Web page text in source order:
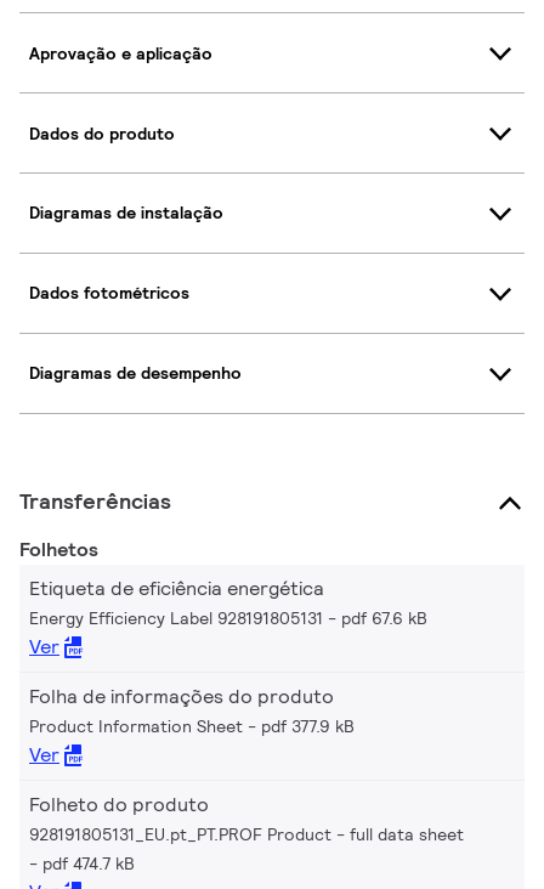
Aprovação e aplicação
Dados do produto
Diagramas de instalação
Dados fotométricos
Diagramas de desempenho
Transferências
Folhetos
Etiqueta de eficiência energética
Energy Efficiency Label 928191805131 pdf 67.6 kB
Ver
Folha de informações do produto
Product Information Sheet pdf 377.9 kB
Ver
Folheto do produto
928191805131_EU.pt_PT.PROF Product - full data sheet
pdf 474.7 kB